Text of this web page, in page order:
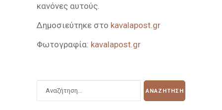
κανόνες αυτούς.
Δημοσιεύτηκε στο kavalapost.gr
Φωτογραφία: kavalapost.gr